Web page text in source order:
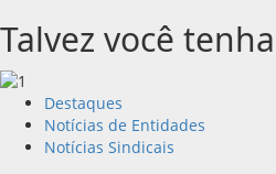
Talvez você
Destaques
Notícias de Entidades
Notícias Sindicais